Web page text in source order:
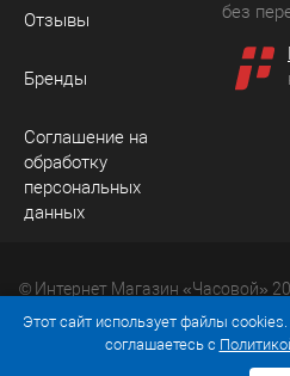
Отзывы
Бренды
Соглашение на
обработку
персональных
данных
без
© Интернет Магазин «Часовой»
Юридический адрес: 214036
Рыленкова, д. 61а, кв. 24.
Этот сайт использует файлы
соглашаетесь с